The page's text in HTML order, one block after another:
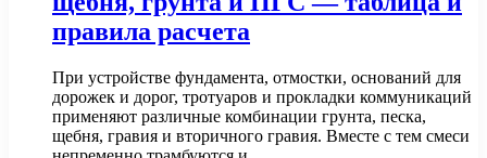
правила расчета
При устройстве фундамента, отмостки, оснований для
дорожек и дорог, тротуаров и прокладки коммуникаций
применяют различные комбинации грунта, песка,
щебня, гравия и вторичного гравия. Вместе с тем смеси